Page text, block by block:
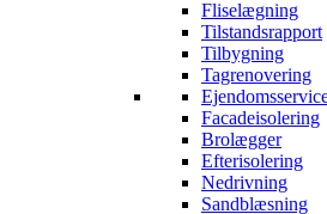
Fliselægning
Tilstandsrapport
Tilbygning
Tagrenovering
Facadeisolering
Brolægger
Efterisolering
Nedrivning
Sandblæsning